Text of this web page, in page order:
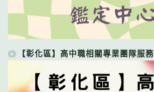
【彰化區】高中職相關專業團隊服務